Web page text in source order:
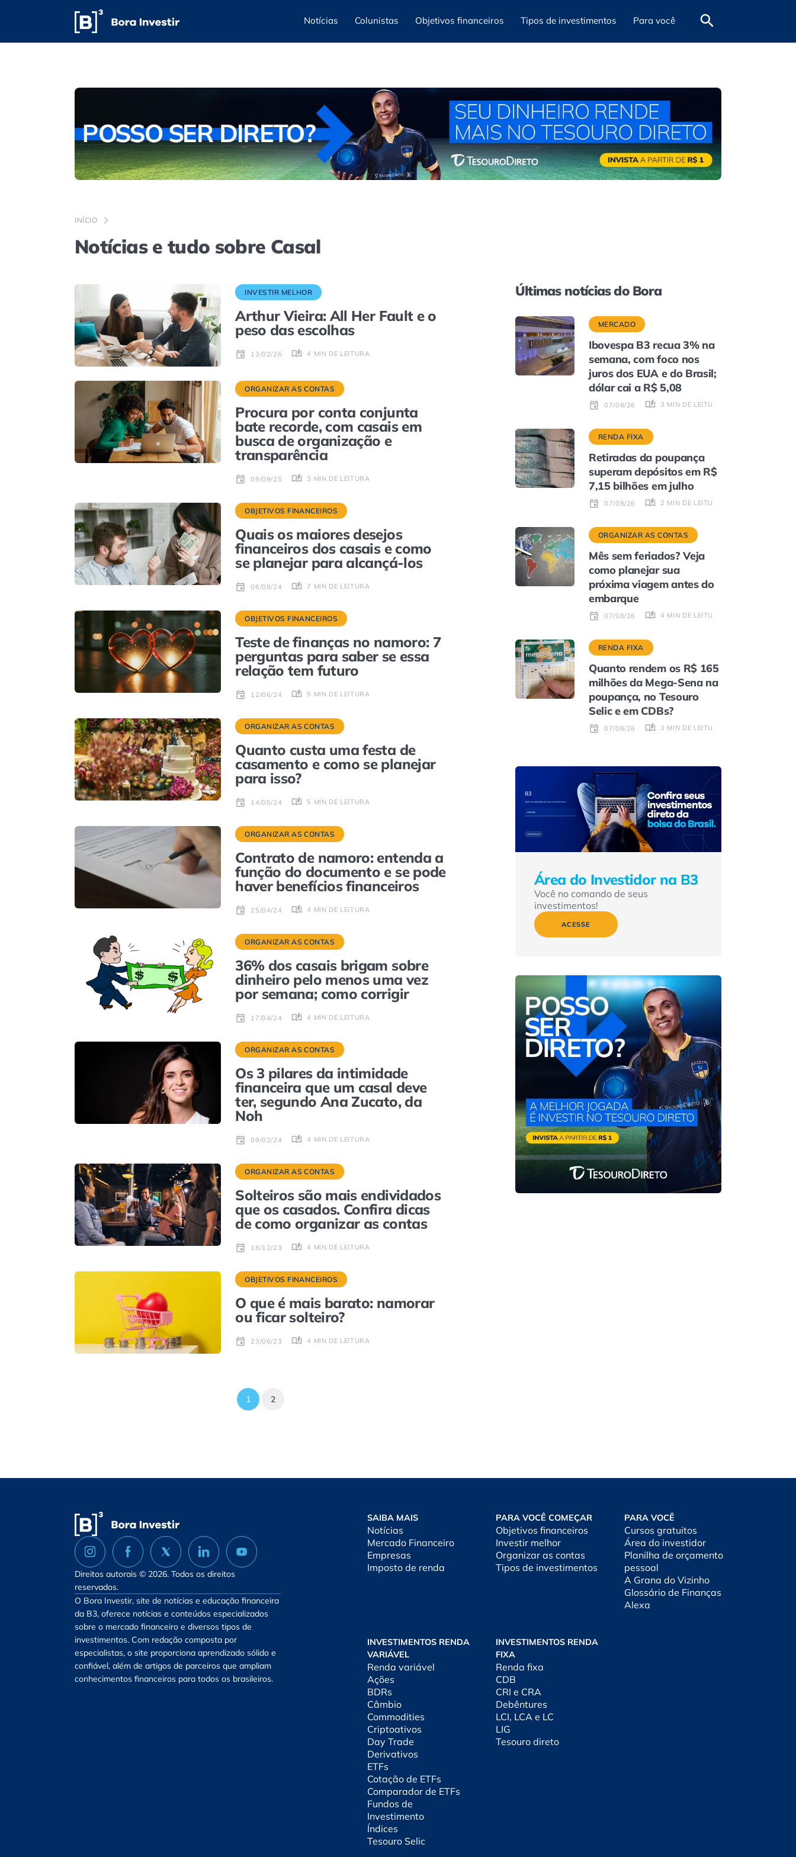
Notícias Colunistas Objetivos financeiros Tipos de investimentos Para você
INÍCIO
Notícias e tudo sobre Casal
INVESTIR MELHOR
Arthur Vieira: All Her Fault e o
peso das escolhas
13/02/26 4 MIN DE LEITURA
ORGANIZAR AS CONTAS
Procura por conta conjunta
bate recorde, com casais em
busca de organização e
transparência
09/09/25 3 MIN DE LEITURA
OBJETIVOS FINANCEIROS
Quais os maiores desejos
financeiros dos casais e como
se planejar para alcançá-los
06/08/24 7 MIN DE LEITURA
OBJETIVOS FINANCEIROS
Teste de finanças no namoro: 7
perguntas para saber se essa
relação tem futuro
12/06/24 5 MIN DE LEITURA
ORGANIZAR AS CONTAS
Quanto custa uma festa de
casamento e como se planejar
para isso?
14/05/24 5 MIN DE LEITURA
ORGANIZAR AS CONTAS
Contrato de namoro: entenda a
função do documento e se pode
haver benefícios financeiros
25/04/24 4 MIN DE LEITURA
ORGANIZAR AS CONTAS
36% dos casais brigam sobre
dinheiro pelo menos uma vez
por semana; como corrigir
17/04/24 4 MIN DE LEITURA
ORGANIZAR AS CONTAS
Os 3 pilares da intimidade
financeira que um casal deve
ter, segundo Ana Zucato, da
Noh
09/02/24 4 MIN DE LEITURA
ORGANIZAR AS CONTAS
Solteiros são mais endividados
que os casados. Confira dicas
de como organizar as contas
18/12/23 4 MIN DE LEITURA
OBJETIVOS FINANCEIROS
O que é mais barato: namorar
ou ficar solteiro?
23/06/23 4 MIN DE LEITURA
1 2
Últimas notícias do Bora
MERCADO
Ibovespa B3 recua 3% na
semana, com foco nos
juros dos EUA e do Brasil;
dólar cai a R$ 5,08
07/08/26 3 MIN DE LEITURA
RENDA FIXA
Retiradas da poupança
superam depósitos em R$
7,15 bilhões em julho
07/08/26 2 MIN DE LEITURA
ORGANIZAR AS CONTAS
Mês sem feriados? Veja
como planejar sua
próxima viagem antes do
embarque
07/08/26 4 MIN DE LEITURA
RENDA FIXA
Quanto rendem os R$ 165
milhões da Mega-Sena na
poupança, no Tesouro
Selic e em CDBs?
07/08/26 3 MIN DE LEITURA
Área do Investidor na B3
Você no comando de seus
investimentos!
ACESSE
Direitos autorais © 2026. Todos os direitos
reservados.
O Bora Investir, site de notícias e educação financeira
da B3, oferece notícias e conteúdos especializados
sobre o mercado financeiro e diversos tipos de
investimentos. Com redação composta por
especialistas, o site proporciona aprendizado sólido e
confiável, além de artigos de parceiros que ampliam
conhecimentos financeiros para todos os brasileiros.
SAIBA MAIS
Notícias
Mercado Financeiro
Empresas
Imposto de renda
PARA VOCÊ COMEÇAR
Objetivos financeiros
Investir melhor
Organizar as contas
Tipos de investimentos
PARA VOCÊ
Cursos gratuitos
Área do investidor
Planilha de orçamento
pessoal
A Grana do Vizinho
Glossário de Finanças
Alexa
INVESTIMENTOS RENDA
VARIÁVEL
Renda variável
Ações
BDRs
Câmbio
Commodities
Criptoativos
Day Trade
Derivativos
ETFs
Cotação de ETFs
Comparador de ETFs
Fundos de
Investimento
Índices
Tesouro Selic
INVESTIMENTOS RENDA
FIXA
Renda fixa
CDB
CRI e CRA
Debêntures
LCI, LCA e LC
LIG
Tesouro direto